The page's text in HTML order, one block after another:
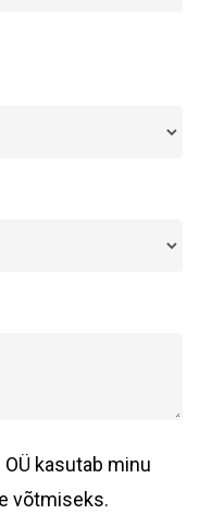
kasutab minu
võtmiseks.